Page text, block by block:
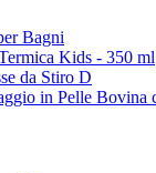
Bagni
Kids - 350 ml
da Stiro D
in Pelle Bovina